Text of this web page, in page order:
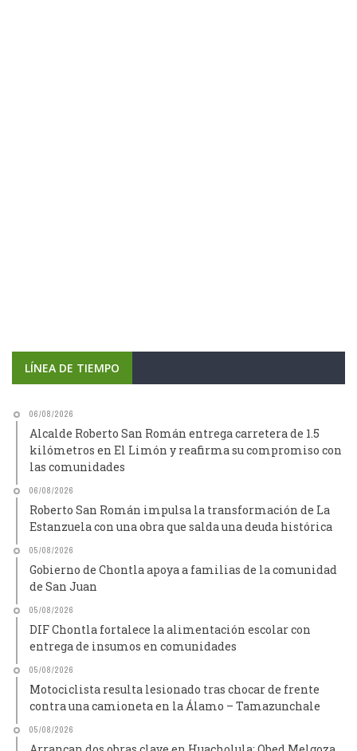
LÍNEA DE TIEMPO
06/08/2026
Alcalde Roberto San Román entrega carretera de 1.5
kilómetros en El Limón y reafirma su compromiso con
las comunidades
06/08/2026
Roberto San Román impulsa la transformación de La
Estanzuela con una obra que salda una deuda histórica
05/08/2026
Gobierno de Chontla apoya a familias de la comunidad
de San Juan
05/08/2026
DIF Chontla fortalece la alimentación escolar con
entrega de insumos en comunidades
05/08/2026
Motociclista resulta lesionado tras chocar de frente
contra una camioneta en la Álamo – Tamazunchale
05/08/2026